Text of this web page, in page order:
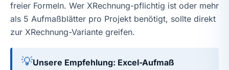
freier Formeln. Wer XRechnung-pflichtig ist oder mehr
als 5 Aufmaßblätter pro Projekt benötigt, sollte direkt
zur XRechnung-Variante greifen.
💡Unsere Empfehlung: Excel-Aufmaß